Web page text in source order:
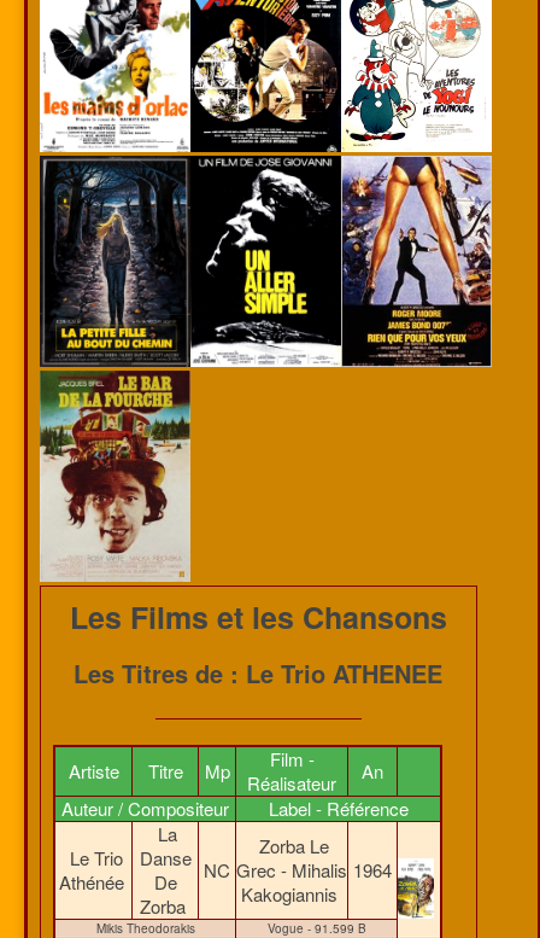
Les Films et les Chansons
Les Titres de : Le Trio ATHENEE
Artiste Titre Mp
Film -
Réalisateur
An
Auteur / Compositeur
Label - Référence
Le Trio
Athénée
La
Danse
De
Zorba
NC
Zorba Le
Grec - Mihalis
Kakogiannis
1964
Mikis Theodorakis Vogue - 91.599 B